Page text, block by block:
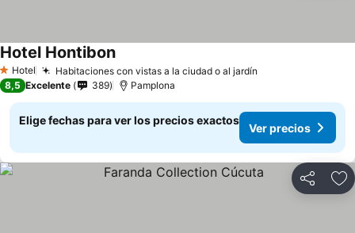
1 Estrellas
Hotel Habitaciones con vistas a la ciudad o al jardín
Hotel Hontibon
8,5 Excelente 389 Pamplona
Elige fechas para ver los precios exactos
Ver precios
Compartir